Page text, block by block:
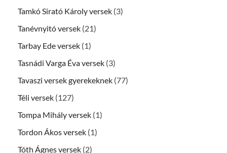
Tamkó Sirató Károly versek (3)
Tanévnyitó versek (21)
Tarbay Ede versek (1)
Tasnádi Varga Éva versek (3)
Tavaszi versek gyerekeknek (77)
Téli versek (127)
Tompa Mihály versek (1)
Tordon Ákos versek (1)
Tóth Ágnes versek (2)